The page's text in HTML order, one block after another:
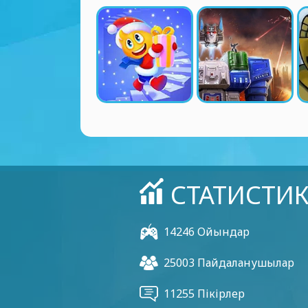
14246 Ойындар
25003 Пайдаланушылар
11255 Пікірлер